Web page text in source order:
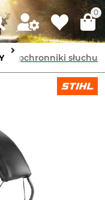
0
ochronniki słuchu